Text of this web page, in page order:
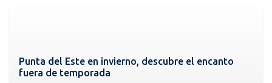
Punta del Este en invierno, descubre el encanto
fuera de temporada